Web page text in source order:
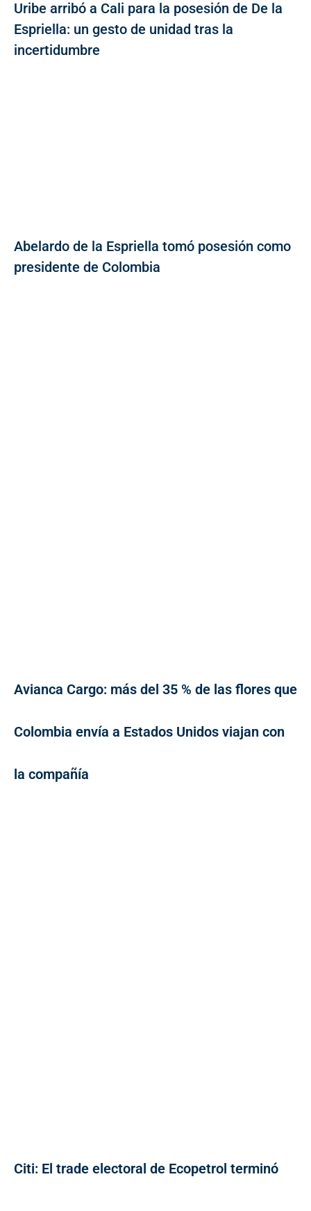
Uribe arribó a Cali para la posesión de De la
Espriella: un gesto de unidad tras la
incertidumbre
Abelardo de la Espriella tomó posesión como
presidente de Colombia
Avianca Cargo: más del 35 % de las flores que
Colombia envía a Estados Unidos viajan con
la compañía
Citi: El trade electoral de Ecopetrol terminó